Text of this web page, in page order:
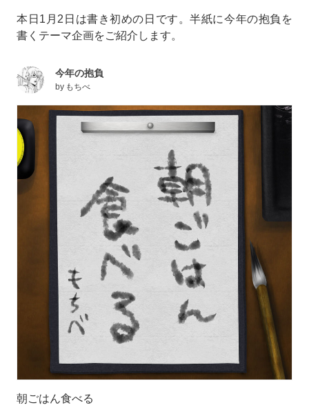
本日1月2日は書き初めの日です。半紙に今年の抱負を
書くテーマ企画をご紹介します。
今年の抱負
by もちべ
朝ごはん食べる